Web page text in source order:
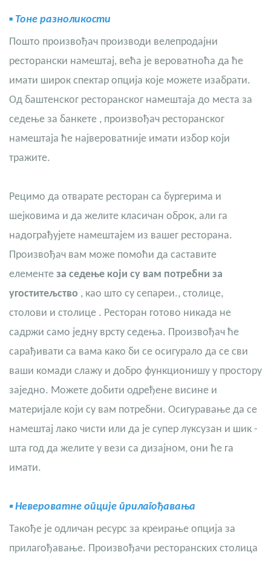
▪ Тоне разноликости
Пошто произвођач производи велепродајни
ресторански намештај, већа је вероватноћа да ће
имати широк спектар опција које можете изабрати.
Од баштенског ресторанског намештаја до места за
седење за банкете , произвођач ресторанског
намештаја ће највероватније имати избор који
тражите.
Рецимо да отварате ресторан са бургерима и
шејковима и да желите класичан оброк, али га
надограђујете намештајем из вашег ресторана.
Произвођач вам може помоћи да саставите
елементе за седење који су вам потребни за
угоститељство , као што су сепареи., столице,
столови и столице . Ресторан готово никада не
садржи само једну врсту седења. Произвођач ће
сарађивати са вама како би се осигурало да се сви
ваши комади слажу и добро функционишу у простору
заједно. Можете добити одређене висине и
материјале који су вам потребни. Осигуравање да се
намештај лако чисти или да је супер луксузан и шик -
шта год да желите у вези са дизајном, они ће га
имати.
▪ Невероватне опције прилагођавања
Такође је одличан ресурс за креирање опција за
прилагођавање. Произвођачи ресторанских столица